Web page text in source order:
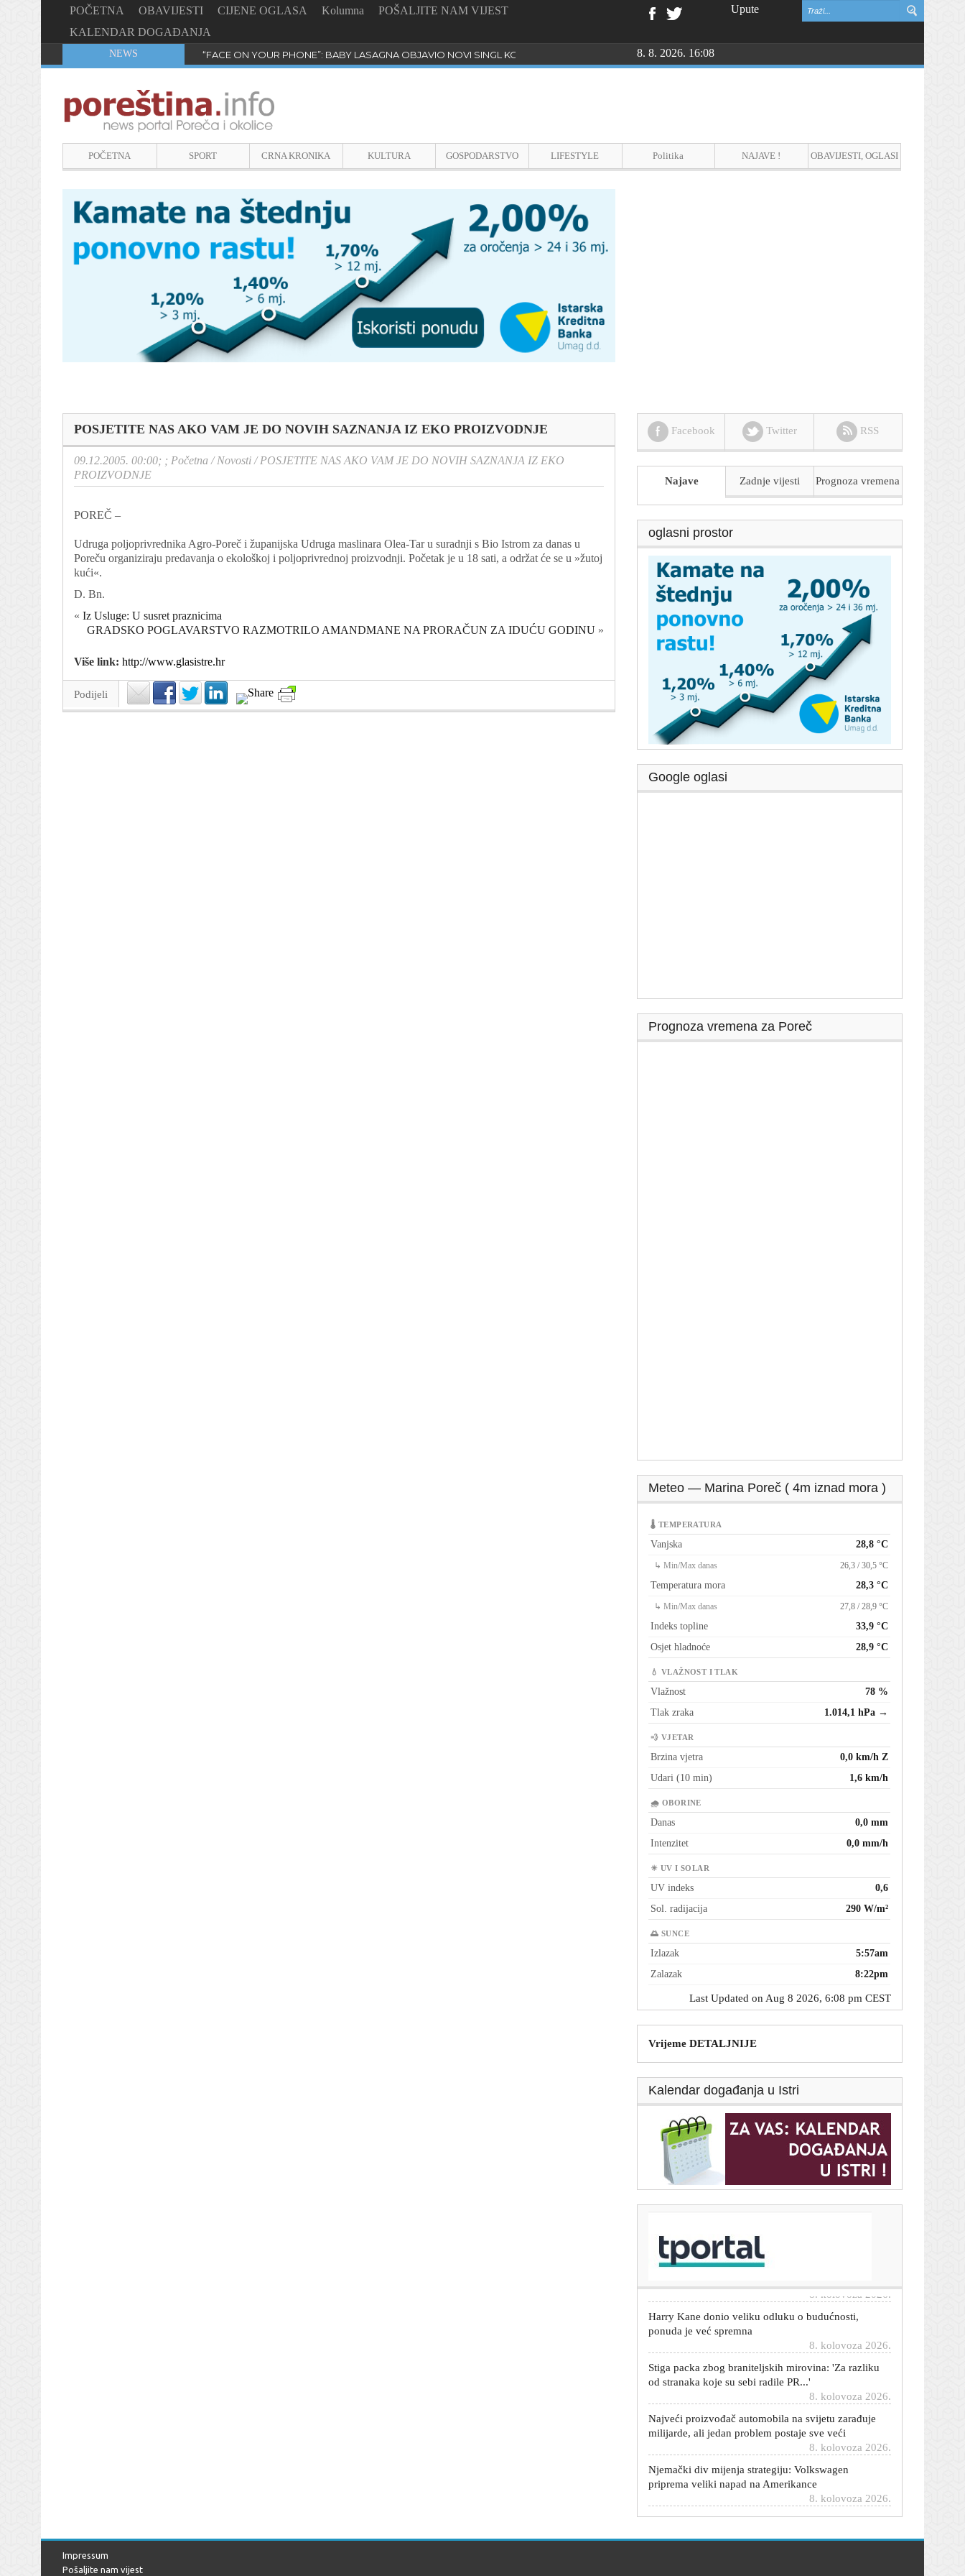
POČETNA OBAVIJESTI CIJENE OGLASA Kolumna
POŠALJITE NAM VIJEST
KALENDAR DOGAĐANJA
Upute
NEWS “FACE ON YOUR PHONE”: BABY LASAGNA OBJAVIO NOVI SINGL KOJI PROGOVARA O BULLYINGU8. 8. 2026. 16:08
POČETNA SPORT CRNA KRONIKA KULTURA GOSPODARSTVO LIFESTYLE Politika NAJAVE ! OBAVIJESTI, OGLASI
POSJETITE NAS AKO VAM JE DO NOVIH SAZNANJA IZ EKO PROIZVODNJE
09.12.2005. 00:00; ; Početna /Novosti /POSJETITE NAS AKO VAM JE DO NOVIH SAZNANJA IZ EKO
PROIZVODNJE
POREČ –
Udruga poljoprivrednika Agro-Poreč i županijska Udruga maslinara Olea-Tar u suradnji s Bio Istrom za danas u
Poreču organiziraju predavanja o ekološkoj i poljoprivrednoj proizvodnji. Početak je u 18 sati, a održat će se u »žutoj
kući«.
D. Bn.
« Iz Usluge: U susret praznicima
GRADSKO POGLAVARSTVO RAZMOTRILO AMANDMANE NA PRORAČUN ZA IDUĆU GODINU »
Više link: http://www.glasistre.hr
Podijeli
Facebook Twitter RSS
Najave Zadnje vijesti Prognoza vremena
oglasni prostor
Google oglasi
Prognoza vremena za Poreč
Meteo — Marina Poreč ( 4m iznad mora )
🌡 TEMPERATURA
Vanjska 28,8 °C
↳ Min/Max danas 26,3 / 30,5 °C
Temperatura mora 28,3 °C
↳ Min/Max danas 27,8 / 28,9 °C
Indeks topline
33,9 °C
Osjet hladnoće
28,9 °C
💧 VLAŽNOST I TLAK
Vlažnost
78 %
Tlak zraka
1.014,1 hPa →
💨 VJETAR
Brzina vjetra
0,0 km/h Z
Udari (10 min)
1,6 km/h
🌧 OBORINE
Danas
0,0 mm
Intenzitet
0,0 mm/h
☀ UV I SOLAR
UV indeks
0,6
Sol. radijacija
290 W/m²
🌅 SUNCE
Izlazak
5:57am
Zalazak
8:22pm
Last Updated on Aug 8 2026, 6:08 pm CEST
Vrijeme DETALJNIJE
Kalendar događanja u Istri
Jedan od najvećih automobilskih brendova svijeta
upravo je doživio šok u Europi
Harry Kane donio veliku odluku o budućnosti,
ponuda je već spremna
Stiga packa zbog braniteljskih mirovina: 'Za razliku
od stranaka koje su sebi radile PR...'
8. kolovoza 2026.
Najveći proizvođač automobila na svijetu zarađuje
milijarde, ali jedan problem postaje sve veći
8. kolovoza 2026.
Njemački div mijenja strategiju: Volkswagen
priprema veliki napad na Amerikance
AS: Barcelona mijenja plan za Juliana Alvareza
8. kolovoza 2026.
Otkriveno stanje teško ozlijeđenih u sudaru vlakova:
Impressum
Pošaljite nam vijest